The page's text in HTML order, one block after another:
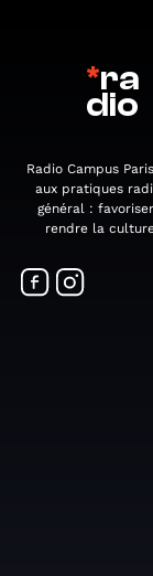
*ra
dio
Radio Campus
aux pratiques
général :
rendre la